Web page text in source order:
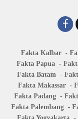
Fakta Kalbar
Fakta Papua
Fakta Batam
Fakta Makassar
Fakta Padang
Fakta Palembang